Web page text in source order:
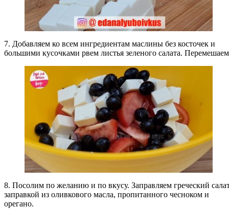
7. Добавляем ко всем ингредиентам маслины без косточек и
большими кусочками рвем листья зеленого салата.
8. Посолим по желанию и по вкусу. Заправляем греческий
заправкой из оливкового масла, пропитанного чесноком и
орегано.